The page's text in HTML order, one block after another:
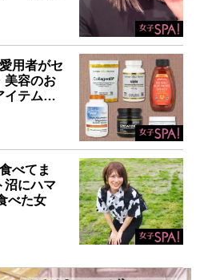
用者がセ
美容のお
イテム…
べてま
沼にハマ
べた女